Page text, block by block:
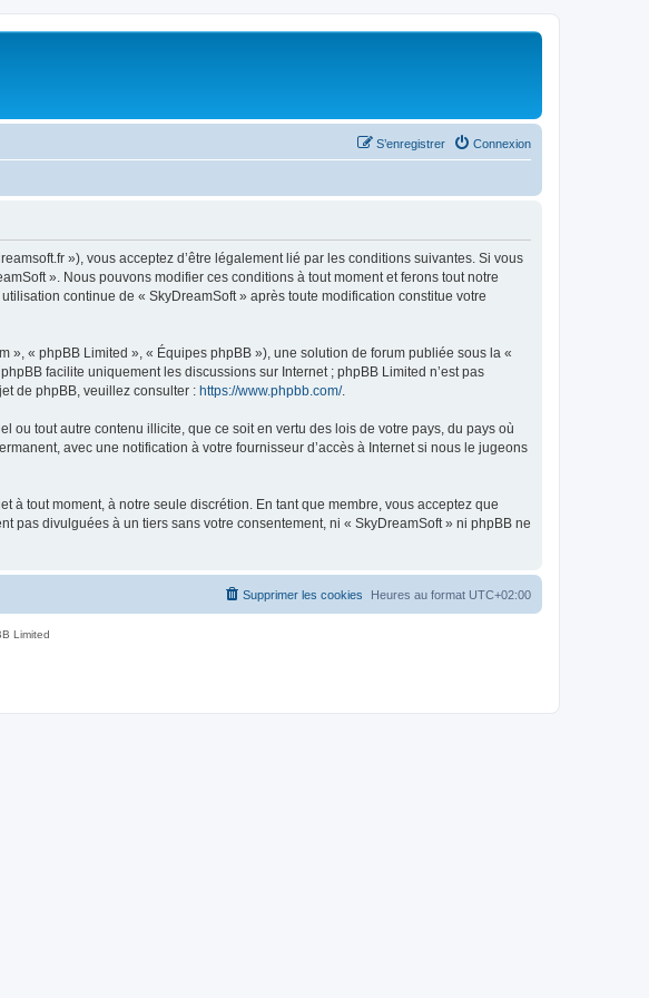
Connexion
S’enregistrer
»), vous acceptez d’être légalement lié par les conditions suivantes. Si vous
». Nous pouvons modifier ces conditions à tout moment et ferons tout notre
continue de « SkyDreamSoft » après toute modification constitue votre
« phpBB Limited », « Équipes phpBB »), une solution de forum publiée sous la «
phpBB facilite uniquement les discussions sur Internet ; phpBB Limited n’est pas
de phpBB, veuillez consulter : https://www.phpbb.com/.
tout autre contenu illicite, que ce soit en vertu des lois de votre pays, du pays où
avec une notification à votre fournisseur d’accès à Internet si nous le jugeons
à tout moment, à notre seule discrétion. En tant que membre, vous acceptez que
pas divulguées à un tiers sans votre consentement, ni « SkyDreamSoft » ni phpBB ne
Heures au format UTC+02:00
Supprimer les cookies
Limited